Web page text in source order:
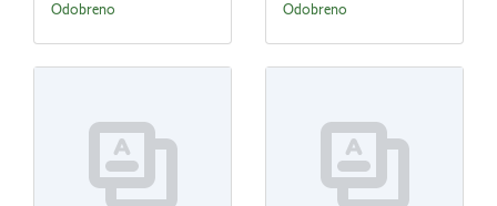
Odobreno Odobreno